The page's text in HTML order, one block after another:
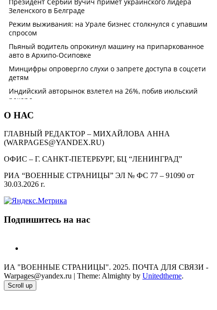
О НАС
ГЛАВНЫЙ РЕДАКТОР – МИХАЙЛОВА АННА
(WARPAGES@YANDEX.RU)
ОФИС – Г. САНКТ-ПЕТЕРБУРГ, БЦ “ЛЕНИНГРАД”
РИА “ВОЕННЫЕ СТРАНИЦЫ” ЭЛ № ФС 77 – 91090 от
30.03.2026 г.
Подпишитесь на нас
ИА "ВОЕННЫЕ СТРАНИЦЫ". 2025. ПОЧТА ДЛЯ СВЯЗИ -
Warpages@yandex.ru | Theme: Almighty by Unitedtheme.
Scroll up